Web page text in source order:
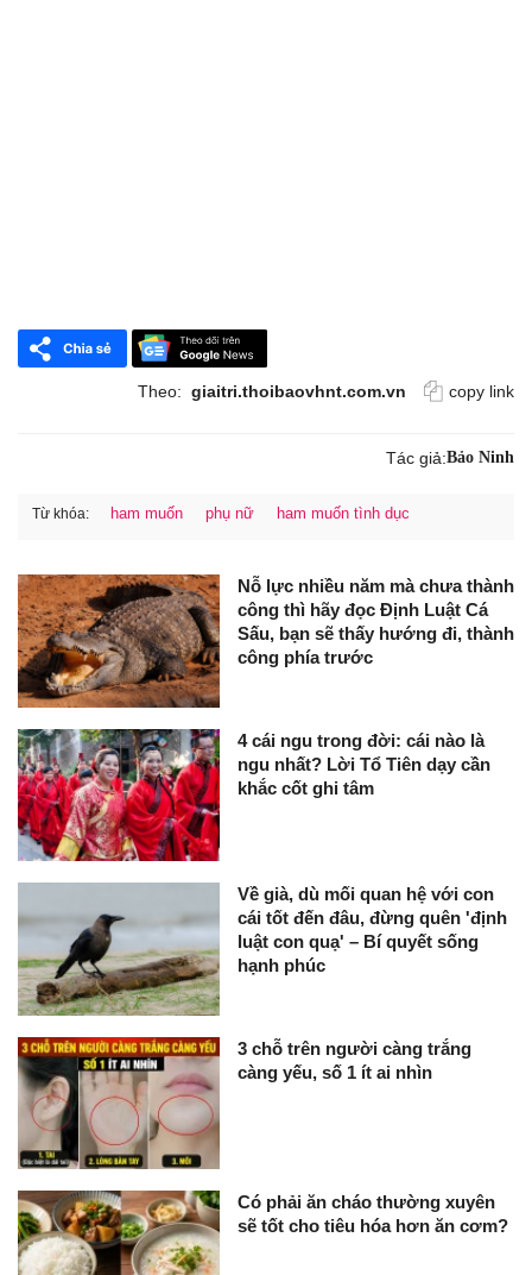
Theo: giaitri.thoibaovhnt.com.vn copy link
Tác giả:Bảo Ninh
Từ khóa: ham muốn phụ nữ ham muốn tình dục
Nỗ lực nhiều năm mà chưa thành
công thì hãy đọc Định Luật Cá
Sấu, bạn sẽ thấy hướng đi, thành
công phía trước
4 cái ngu trong đời: cái nào là
ngu nhất? Lời Tổ Tiên dạy cần
khắc cốt ghi tâm
Về già, dù mối quan hệ với con
cái tốt đến đâu, đừng quên 'định
luật con quạ' – Bí quyết sống
hạnh phúc
3 chỗ trên người càng trắng
càng yếu, số 1 ít ai nhìn
Có phải ăn cháo thường xuyên
sẽ tốt cho tiêu hóa hơn ăn cơm?